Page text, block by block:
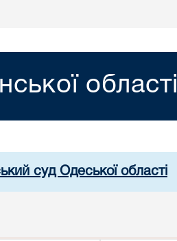
області
суд Одеської області